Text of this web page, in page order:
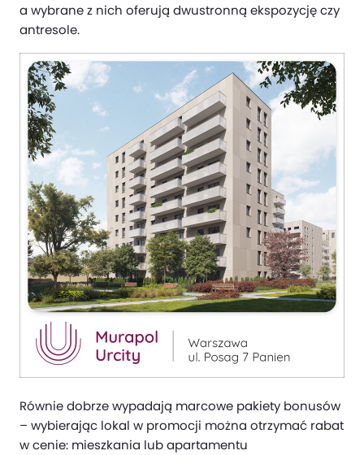
a wybrane z nich oferują dwustronną ekspozycję czy
antresole.
Równie dobrze wypadają marcowe pakiety bonusów
– wybierając lokal w promocji można otrzymać rabat
w cenie: mieszkania lub apartamentu